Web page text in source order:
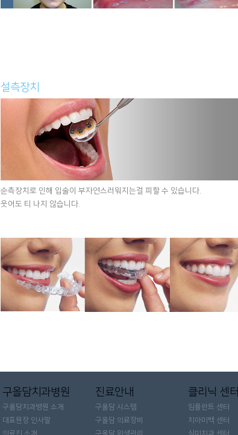
설측장치
순측장치로 인해 입술이 부자연스러워지는걸 피할 수 있습니다.
웃어도 티 나지 않습니다.
구올담치과병원
구올담치과병원 소개
대표원장 인사말
진료안내
구올담 시스템
구올담 의료장비
클리닉 센터
임플란트 센터
치아미백 센터